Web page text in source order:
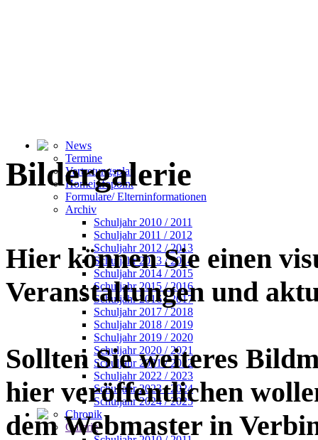
News
Termine
Vertretungsplan
Homeinfopoint
Formulare/ Elterninformationen
Archiv
Schuljahr 2010 / 2011
Schuljahr 2011 / 2012
Schuljahr 2012 / 2013
Schuljahr 2013 / 2014
Schuljahr 2014 / 2015
Schuljahr 2015 / 2016
Schuljahr 2016 / 2017
Schuljahr 2017 / 2018
Schuljahr 2018 / 2019
Schuljahr 2019 / 2020
Schuljahr 2020 / 2021
Schuljahr 2021 / 2022
Schuljahr 2022 / 2023
Schuljahr 2023 / 2024
Schuljahr 2024 / 2025
Chronik
Galerie
Bildergalerie
Hier können Sie einen
Veranstaltungen und
Sollten Sie weiteres
hier veröffentlichen
dem Webmaster in